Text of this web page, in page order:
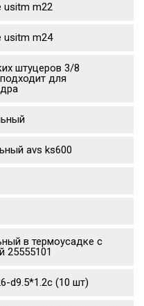
usitm m22
usitm m24
штуцеров 3/8
для
avs ks600
в термоусадке с
25555101
d9.5*1.2c (10 шт)